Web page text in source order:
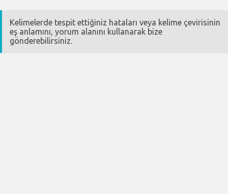
Kelimelerde tespit ettiğiniz hataları veya kelime çevirisinin
eş anlamını, yorum alanını kullanarak bize
gönderebilirsiniz.